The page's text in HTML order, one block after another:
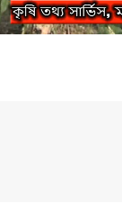
Loaded:
7.67%